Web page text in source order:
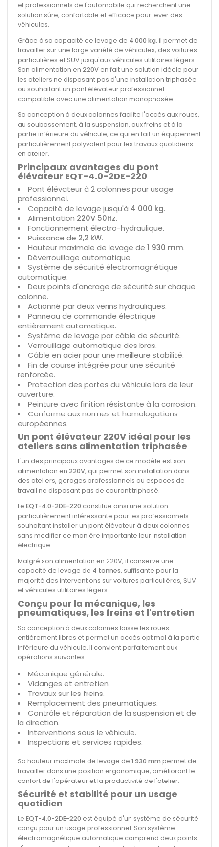
et professionnels de l'automobile qui recherchent une
solution sûre, confortable et efficace pour lever des
véhicules.
Grâce à sa capacité de levage de 4 000 kg, il permet de
travailler sur une large variété de véhicules, des voitures
particulières et SUV jusqu'aux véhicules utilitaires légers.
Son alimentation en 220V en fait une solution idéale pour
les ateliers ne disposant pas d'une installation triphasée
ou souhaitant un pont élévateur professionnel
compatible avec une alimentation monophasée.
Sa conception à deux colonnes facilite l'accès aux roues,
au soubassement, à la suspension, aux freins et à la
partie inférieure du véhicule, ce qui en fait un équipement
particulièrement polyvalent pour les travaux quotidiens
en atelier.
Principaux avantages du pont
élévateur EQT-4.0-2DE-220
Pont élévateur à 2 colonnes pour usage
professionnel.
Capacité de levage jusqu'à 4 000 kg.
Alimentation 220V 50Hz.
Fonctionnement électro-hydraulique.
Puissance de 2,2 kW.
Hauteur maximale de levage de 1 930 mm.
Déverrouillage automatique.
Système de sécurité électromagnétique
automatique.
Deux points d'ancrage de sécurité sur chaque
colonne.
Actionné par deux vérins hydrauliques.
Panneau de commande électrique
entièrement automatique.
Système de levage par câble de sécurité.
Verrouillage automatique des bras.
Câble en acier pour une meilleure stabilité.
Fin de course intégrée pour une sécurité
renforcée.
Protection des portes du véhicule lors de leur
ouverture.
Peinture avec finition résistante à la corrosion.
Conforme aux normes et homologations
européennes.
Un pont élévateur 220V idéal pour les
ateliers sans alimentation triphasée
L'un des principaux avantages de ce modèle est son
alimentation en 220V, qui permet son installation dans
des ateliers, garages professionnels ou espaces de
travail ne disposant pas de courant triphasé.
Le EQT-4.0-2DE-220 constitue ainsi une solution
particulièrement intéressante pour les professionnels
souhaitant installer un pont élévateur à deux colonnes
sans modifier de manière importante leur installation
électrique.
Malgré son alimentation en 220V, il conserve une
capacité de levage de 4 tonnes, suffisante pour la
majorité des interventions sur voitures particulières, SUV
et véhicules utilitaires légers.
Conçu pour la mécanique, les
pneumatiques, les freins et l'entretien
Sa conception à deux colonnes laisse les roues
entièrement libres et permet un accès optimal à la partie
inférieure du véhicule. Il convient parfaitement aux
opérations suivantes :
Mécanique générale.
Vidanges et entretien.
Travaux sur les freins.
Remplacement des pneumatiques.
Contrôle et réparation de la suspension et de
la direction.
Interventions sous le véhicule.
Inspections et services rapides.
Sa hauteur maximale de levage de 1 930 mm permet de
travailler dans une position ergonomique, améliorant le
confort de l'opérateur et la productivité de l'atelier.
Sécurité et stabilité pour un usage
quotidien
Le EQT-4.0-2DE-220 est équipé d'un système de sécurité
conçu pour un usage professionnel. Son système
électromagnétique automatique comprend deux points